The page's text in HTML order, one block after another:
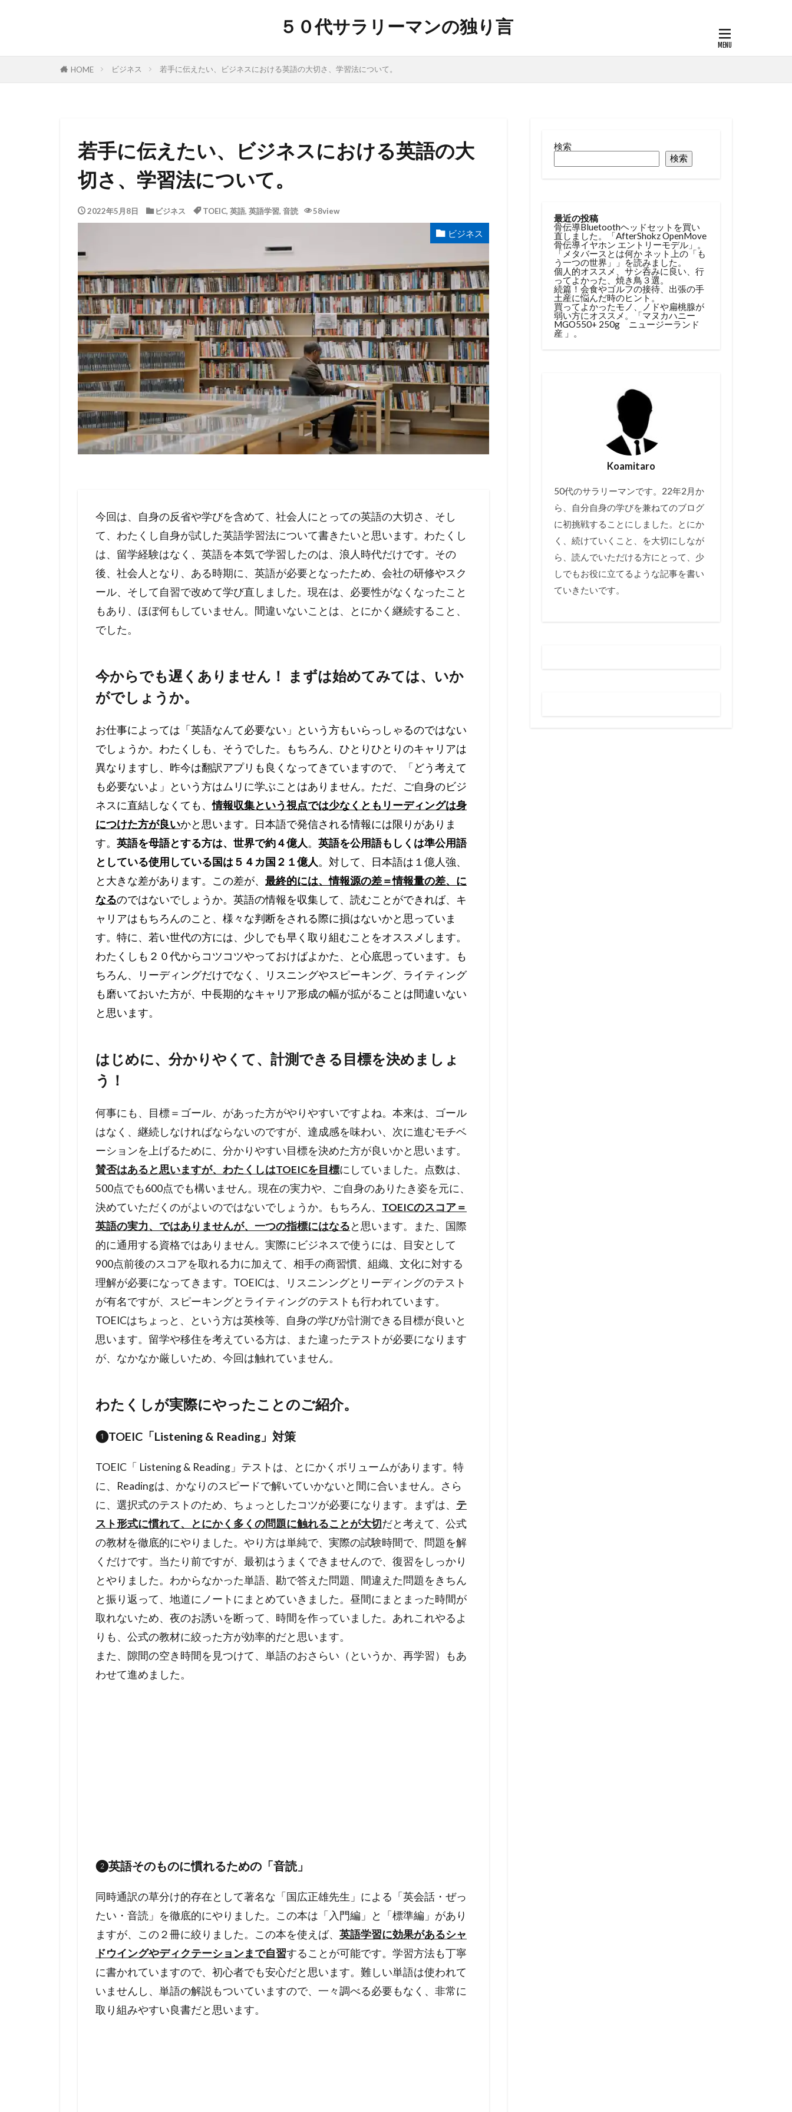
５０代サラリーマンの独り言
HOME ビジネス 若手に伝えたい、ビジネスにおける英語の大切さ、学習法について。
若手に伝えたい、ビジネスにおける英語の大
切さ、学習法について。
2022年5月8日 ビジネス TOEIC, 英語, 英語学習, 音読 58view
ビジネス
今回は、自身の反省や学びを含めて、社会人にとっての英語の大切さ、そし
て、わたくし自身が試した英語学習法について書きたいと思います。わたくし
は、留学経験はなく、英語を本気で学習したのは、浪人時代だけです。その
後、社会人となり、ある時期に、英語が必要となったため、会社の研修やスク
ール、そして自習で改めて学び直しました。現在は、必要性がなくなったこと
もあり、ほぼ何もしていません。間違いないことは、とにかく継続すること、
でした。
今からでも遅くありません！ まずは始めてみては、いか
がでしょうか。
お仕事によっては「英語なんて必要ない」という方もいらっしゃるのではない
でしょうか。わたくしも、そうでした。もちろん、ひとりひとりのキャリアは
異なりますし、昨今は翻訳アプリも良くなってきていますので、「どう考えて
も必要ないよ」という方はムリに学ぶことはありません。ただ、ご自身のビジ
ネスに直結しなくても、情報収集という視点では少なくともリーディングは身
につけた方が良いかと思います。日本語で発信される情報には限りがありま
す。 英語を母語とする方は、世界で約４億人。 英語を公用語もしくは準公用語
としている使用している国は５４カ国２１億人。対して、日本語は１億人強、
と大きな差があります。この差が、 最終的には、情報源の差＝情報量の差、に
なるのではないでしょうか。英語の情報を収集して、読むことができれば、キ
ャリアはもちろんのこと、様々な判断をされる際に損はないかと思っていま
す。特に、若い世代の方には、少しでも早く取り組むことをオススメします。
わたくしも２０代からコツコツやっておけばよかた、と心底思っています。も
ちろん、リーディングだけでなく、リスニングやスピーキング、ライティング
も磨いておいた方が、中長期的なキャリア形成の幅が拡がることは間違いない
と思います。
はじめに、分かりやくて、計測できる目標を決めましょ
う！
何事にも、目標＝ゴール、があった方がやりやすいですよね。本来は、ゴール
はなく、継続しなければならないのですが、達成感を味わい、次に進むモチベ
ーションを上げるために、分かりやすい目標を決めた方が良いかと思います。
賛否はあると思いますが、わたくしはTOEICを目標にしていました。点数は、
500点でも600点でも構いません。現在の実力や、ご自身のありたき姿を元に、
決めていただくのがよいのではないでしょうか。もちろん、 TOEICのスコア＝
英語の実力、ではありませんが、一つの指標にはなると思います。また、国際
的に通用する資格ではありません。実際にビジネスで使うには、目安として
900点前後のスコアを取れる力に加えて、相手の商習慣、組織、文化に対する
理解が必要になってきます。TOEICは、リスニンングとリーディングのテスト
が有名ですが、スピーキングとライティングのテストも行われています。
TOEICはちょっと、という方は英検等、自身の学びが計測できる目標が良いと
思います。留学や移住を考えている方は、また違ったテストが必要になります
が、なかなか厳しいため、今回は触れていません。
わたくしが実際にやったことのご紹介。
❶TOEIC「Listening & Reading」対策
TOEIC「 Listening & Reading」テストは、とにかくボリュームがあります。特
に、Readingは、かなりのスピードで解いていかないと間に合いません。さら
に、選択式のテストのため、ちょっとしたコツが必要になります。まずは、 テ
スト形式に慣れて、とにかく多くの問題に触れることが大切だと考えて、公式
の教材を徹底的にやりました。やり方は単純で、実際の試験時間で、問題を解
くだけです。当たり前ですが、最初はうまくできませんので、復習をしっかり
とやりました。わからなかった単語、勘で答えた問題、間違えた問題をきちん
と振り返って、地道にノートにまとめていきました。昼間にまとまった時間が
取れないため、夜のお誘いを断って、時間を作っていました。あれこれやるよ
りも、公式の教材に絞った方が効率的だと思います。
また、隙間の空き時間を見つけて、単語のおさらい（というか、再学習）もあ
わせて進めました。
❷英語そのものに慣れるための「音読」
同時通訳の草分け的存在として著名な「国広正雄先生」による「英会話・ぜっ
たい・音読」を徹底的にやりました。この本は「入門編」と「標準編」があり
ますが、この２冊に絞りました。この本を使えば、 英語学習に効果があるシャ
ドウイングやディクテーションまで自習することが可能です。学習方法も丁寧
に書かれていますので、初心者でも安心だと思います。難しい単語は使われて
いませんし、単語の解説もついていますので、一々調べる必要もなく、非常に
取り組みやすい良書だと思います。
検索
検索
最近の投稿
骨伝導Bluetoothヘッドセットを買い
直しました。「AfterShokz OpenMove
骨伝導イヤホン エントリーモデル」。
「メタバースとは何か ネット上の「も
う一つの世界」」を読みました。
個人的オススメ、サシ呑みに良い、行
ってよかった、焼き鳥３選。
続篇！会食やゴルフの接待、出張の手
土産に悩んだ時のヒント。
買ってよかったモノ、ノドや扁桃腺が
弱い方にオススメ。「マヌカハニー
MGO550+ 250g ニュージーランド
産 」。
Koamitaro
50代のサラリーマンです。22年2月か
ら、自分自身の学びを兼ねてのブログ
に初挑戦することにしました。とにか
く、続けていくこと、を大切にしなが
ら、読んでいただける方にとって、少
しでもお役に立てるような記事を書い
ていきたいです。